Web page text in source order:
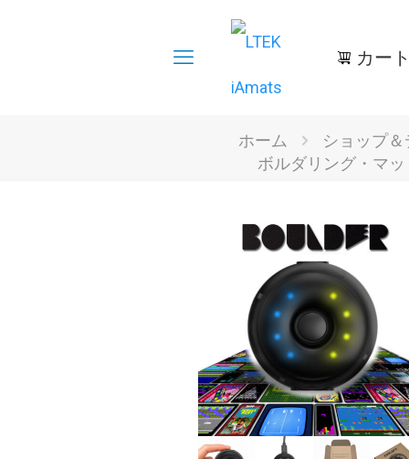
カー
ホーム
ショップ
ボルダリング・マ